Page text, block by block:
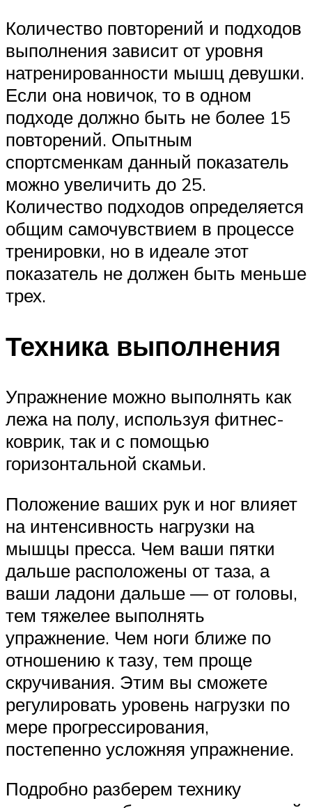
Количество повторений и подходов
выполнения зависит от уровня
натренированности мышц девушки.
Если она новичок, то в одном
подходе должно быть не более 15
повторений. Опытным
спортсменкам данный показатель
можно увеличить до 25.
Количество подходов определяется
общим самочувствием в процессе
тренировки, но в идеале этот
показатель не должен быть меньше
трех.
Техника выполнения
Упражнение можно выполнять как
лежа на полу, используя фитнес-
коврик, так и с помощью
горизонтальной скамьи.
Положение ваших рук и ног влияет
на интенсивность нагрузки на
мышцы пресса. Чем ваши пятки
дальше расположены от таза, а
ваши ладони дальше — от головы,
тем тяжелее выполнять
упражнение. Чем ноги ближе по
отношению к тазу, тем проще
скручивания. Этим вы сможете
регулировать уровень нагрузки по
мере прогрессирования,
постепенно усложняя упражнение.
Подробно разберем технику